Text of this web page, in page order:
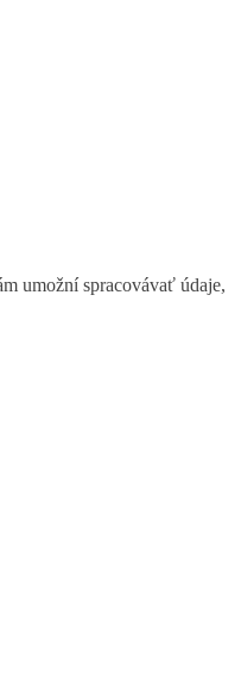
umožní spracovávať údaje,